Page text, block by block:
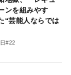
ンを組みやす
“芸能人ならでは
#22